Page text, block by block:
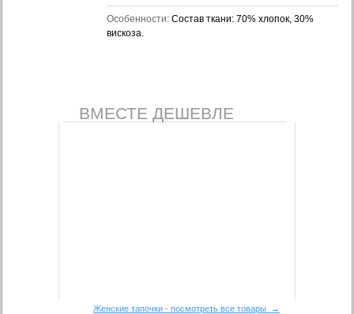
Особенности: Состав ткани: 70% хлопок, 30%
вискоза.
ВМЕСТЕ ДЕШЕВЛЕ
Женские тапочки - посмотреть все товары →